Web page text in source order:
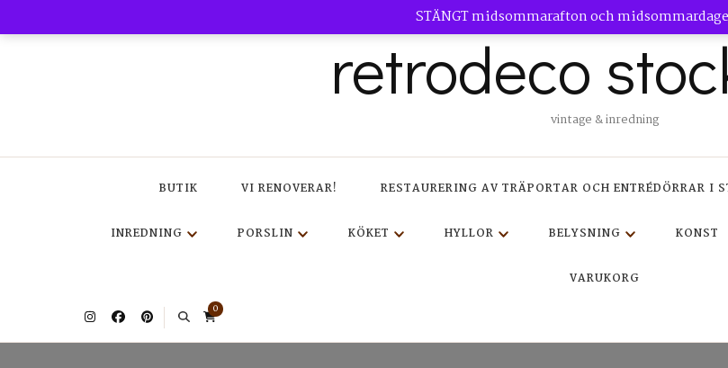
STÄNGT midsommarafton och
retrodeco
vintage & inredning
BUTIK VI RENOVERAR! RESTAURERING AV TRÄPORTAR OCH ENTRÉDÖRRAR I
INREDNING PORSLIN KÖKET HYLLOR BELYSNING KONST
VARUKORG
0